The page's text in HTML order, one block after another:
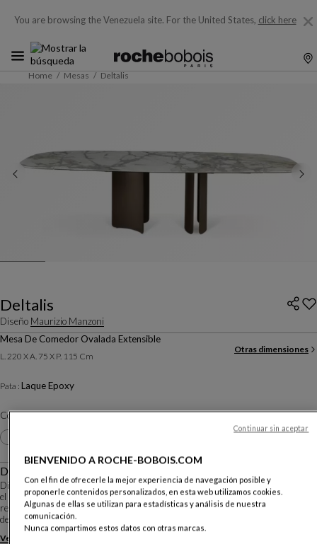
You are browsing the Venezuela site. For the United States, click here
Home Mesas Deltalis
Deltalis
Diseño Maurizio Manzoni
Mesa De Comedor Ovalada Extensible
L. 220 X A. 75 X P. 115 Cm
Otras dimensiones
Pata : Laque Epoxy
Color :Rusty Brown
Otros colores
Descripción
Diseñada por Maurizio Manzoni, la mesa Deltalis dibuja una línea elegante en
el espacio. Con o sin extensiones, su sobre oblongo de cerámica, luminoso y
resistente, refleja la luz y aporta una presencia sofisticada. La pata de acero,
de líneas simétr...
Ver más
BIENVENIDO A ROCHE-BOBOIS.COM
Con el fin de ofrecerle la mejor experiencia de navegación posible y
proponerle contenidos personalizados, en esta web utilizamos cookies.
Algunas de ellas se utilizan para estadísticas y análisis de nuestra
comunicación.
Nunca compartimos estos datos con otras marcas.
Continuar sin aceptar